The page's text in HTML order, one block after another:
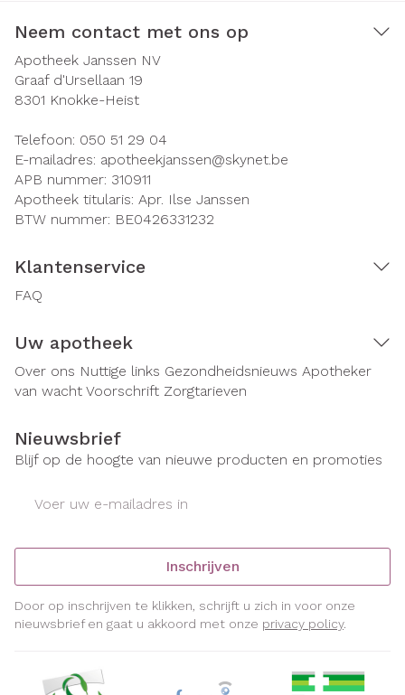
Neem contact met ons op
Apotheek Janssen NV
Graaf d'Ursellaan 19
8301 Knokke-Heist
Telefoon: 050 51 29 04
E-mailadres: apotheekjanssen@skynet.be
APB nummer: 310911
Apotheek titularis: Apr. Ilse Janssen
BTW nummer: BE0426331232
Klantenservice
FAQ
Uw apotheek
Over ons Nuttige links Gezondheidsnieuws Apotheker
van wacht Voorschrift Zorgtarieven
Nieuwsbrief
Blijf op de hoogte van nieuwe producten en promoties
Inschrijven
Door op inschrijven te klikken, schrijft u zich in voor onze
nieuwsbrief en gaat u akkoord met onze privacy policy.